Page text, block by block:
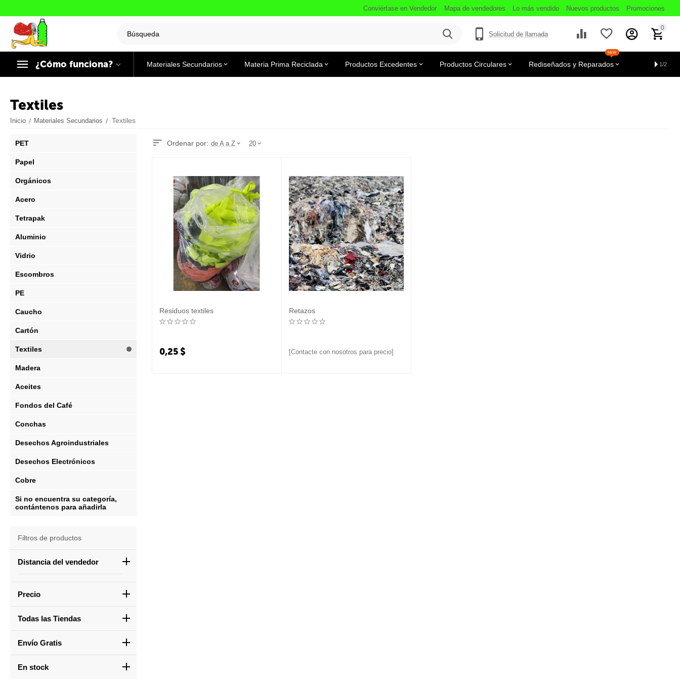
Conviértase en Vendedor Mapa de vendedores Lo más vendido Nuevos productos Promociones
Solicitud de llamada
0
¿Cómo funciona? Materiales Secundarios Materia Prima Reciclada Productos Excedentes Productos Circulares Rediseñados y Reparados
NEW
1/2
Textiles
Inicio / Materiales Secundarios / Textiles
Ordenar por: de A a Z 20
Residuos textiles
0,25 $
Retazos
[Contacte con nosotros para precio]
PET
Papel
Orgánicos
Acero
Tetrapak
Aluminio
Vidrio
Escombros
PE
Caucho
Cartón
Textiles
Madera
Aceites
Fondos del Café
Conchas
Desechos Agroindustriales
Desechos Electrónicos
Cobre
Si no encuentra su categoría,
contántenos para añadirla
Filtros de productos
Distancia del vendedor
Precio
Todas las Tiendas
Envío Gratis
En stock